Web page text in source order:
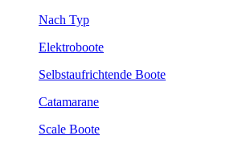
Nach Typ
Elektroboote
Selbstaufrichtende Boote
Catamarane
Scale Boote